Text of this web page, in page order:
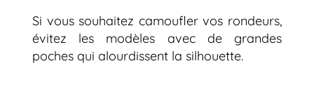
Si vous souhaitez camoufler vos rondeurs,
évitez les modèles avec de grandes
poches qui alourdissent la silhouette.